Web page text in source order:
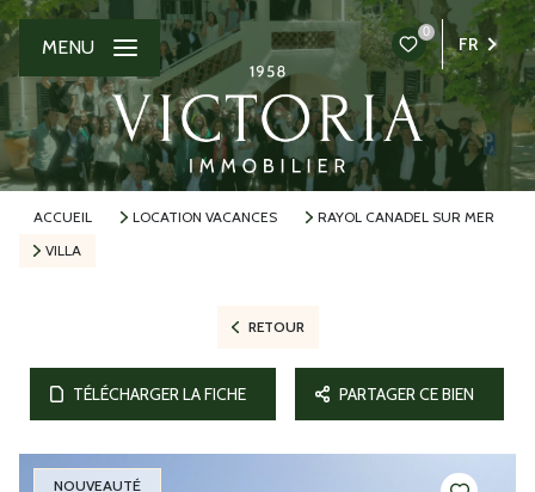
0
FR
MENU
ACCUEIL LOCATION VACANCES
RAYOL CANADEL SUR MER
VILLA
RETOUR
TÉLÉCHARGER LA FICHE PARTAGER CE BIEN
NOUVEAUTÉ